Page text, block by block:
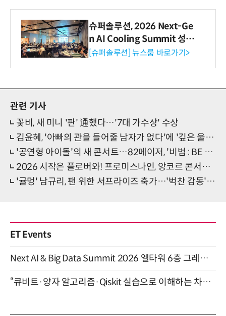
슈퍼솔루션, 2026 Next-Ge
n AI Cooling Summit 성황
리 성료
[슈퍼솔루션] 뉴스룸 바로가기>
관련 기사
꽃비, 새 미니 '판' 通했다…'7대 가수상' 수상
김윤혜, '아빠의 관을 들어줄 남자가 없다'에 '깊은 울림' 더했다
'공연형 아이돌'의 새 콘서트…82메이저, '비범 : BE 범' 티켓 오픈
2026 시작은 플로버와! 프로미스나인, 앙코르 콘서트 선언
'귤멍' 남규리, 팬 위한 서프라이즈 축가…'벅찬 감동' 선사
ET Events
Next AI & Big Data Summit 2026 엘타워 6층 그레이스홀 개최 (9/18)
“큐비트·양자 알고리즘·Qiskit 실습으로 이해하는 차세대 컴퓨팅” (8/28)